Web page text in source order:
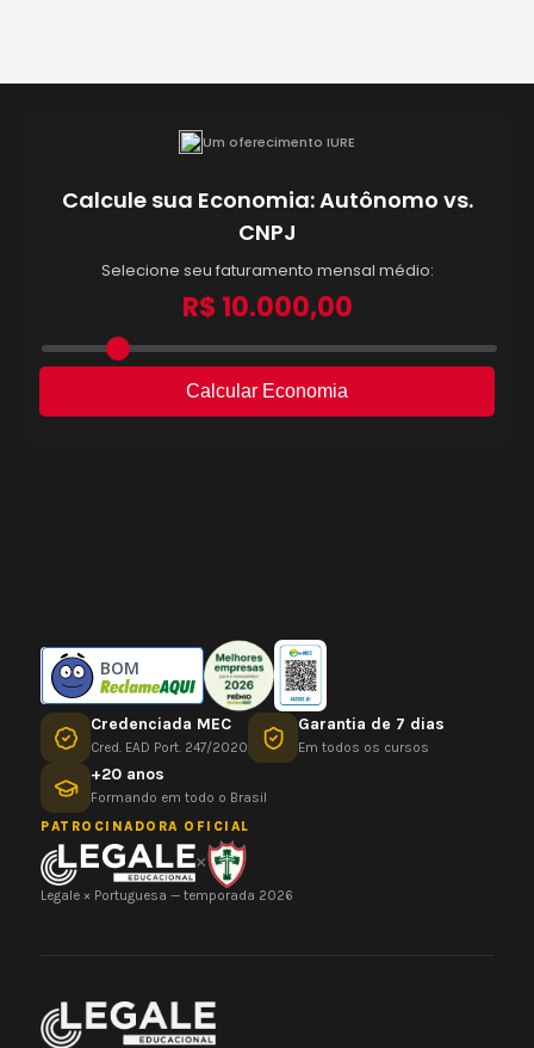
BOM
Credenciada MEC
Cred. EAD Port. 247/2020
Garantia de 7 dias
Em todos os cursos
+20 anos
Formando em todo o Brasil
PATROCINADORA OFICIAL
×
Legale × Portuguesa — temporada 2026